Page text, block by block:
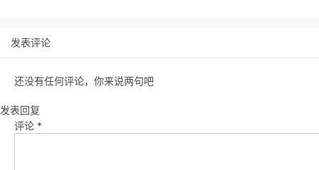
发表评论
还没有任何评论，你来说两句吧
发表回复
评论 *